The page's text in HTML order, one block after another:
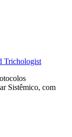
Trichologist
Sistêmico, com